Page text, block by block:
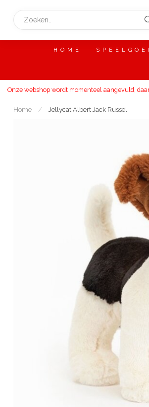
HOME
Onze webshop wordt momenteel aangevuld,
Home / Jellycat Albert Jack Russel